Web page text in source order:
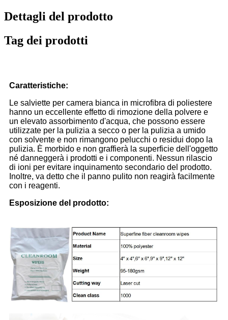
Dettagli del prodotto
Tag dei prodotti
Caratteristiche:
Le salviette per camera bianca in microfibra di poliestere
hanno un eccellente effetto di rimozione della polvere e
un elevato assorbimento d'acqua, che possono essere
utilizzate per la pulizia a secco o per la pulizia a umido
con solvente e non rimangono pelucchi o residui dopo la
pulizia. È morbido e non graffierà la superficie dell'oggetto
né danneggerà i prodotti e i componenti. Nessun rilascio
di ioni per evitare inquinamento secondario del prodotto.
Inoltre, va detto che il panno pulito non reagirà facilmente
con i reagenti.
Esposizione del prodotto: